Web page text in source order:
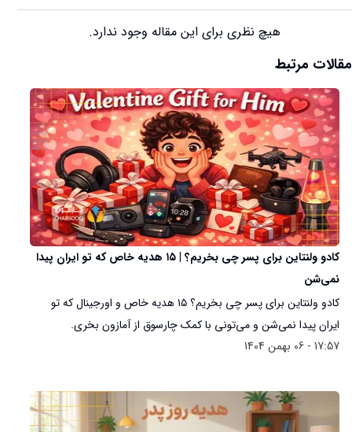
هیچ نظری برای این مقاله وجود ندارد.
مقالات مرتبط
کادو ولنتاین برای پسر چی بخریم؟ | ۱۵ هدیه خاص که تو ایران پیدا
نمی‌شن
کادو ولنتاین برای پسر چی بخریم؟ ۱۵ هدیه خاص و اورجینال که تو
ایران پیدا نمی‌شن و می‌تونی با کمک چارسوق از آمازون بخری.
17:57 - 06 بهمن 1404